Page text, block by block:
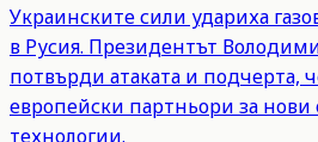
Украинските сили удариха
в Русия. Президентът
потвърди атаката и подчерта,
европейски партньори за
технологии.